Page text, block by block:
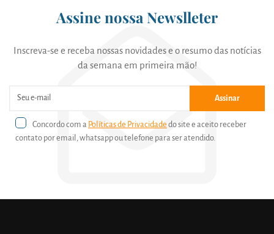
Assine nossa Newslleter
Inscreva-se e receba nossas novidades e o resumo das notícias
da semana em primeira mão!
Assinar
Concordo com a Políticas de Privacidade do site e aceito receber
contato por email, whatsapp ou telefone para ser atendido.